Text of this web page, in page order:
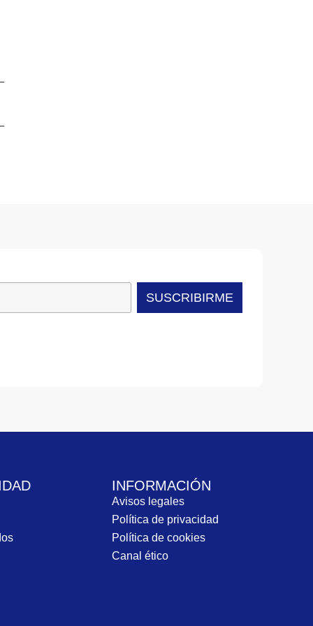
SUSCRIBIRME
INFORMACIÓN
Avisos legales
Política de privacidad
Política de cookies
Canal ético